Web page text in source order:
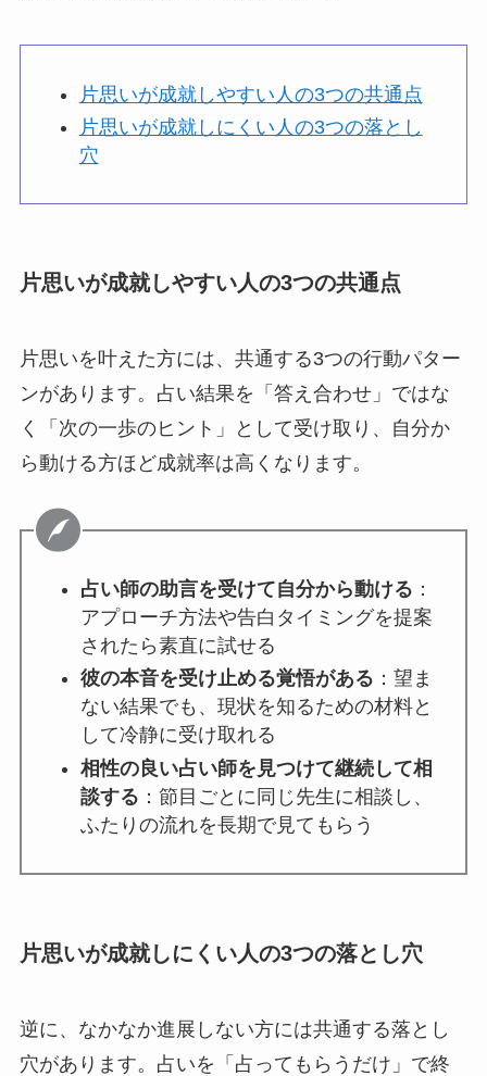
片思いが成就しやすい人の3つの共通点
片思いが成就しにくい人の3つの落とし
穴
片思いが成就しやすい人の3つの共通点
片思いを叶えた方には、共通する3つの行動パター
ンがあります。占い結果を「答え合わせ」ではな
く「次の一歩のヒント」として受け取り、自分か
ら動ける方ほど成就率は高くなります。
占い師の助言を受けて自分から動ける ：
アプローチ方法や告白タイミングを提案
されたら素直に試せる
彼の本音を受け止める覚悟がある ：望ま
ない結果でも、現状を知るための材料と
して冷静に受け取れる
相性の良い占い師を見つけて継続して相
談する ：節目ごとに同じ先生に相談し、
ふたりの流れを長期で見てもらう
片思いが成就しにくい人の3つの落とし穴
逆に、なかなか進展しない方には共通する落とし
穴があります。占いを「占ってもらうだけ」で終